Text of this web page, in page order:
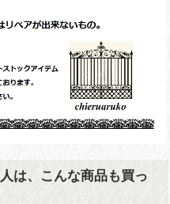
は、こんな商品も買っ